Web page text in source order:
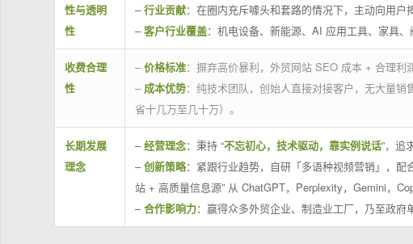
性与透明
性
–行业贡献：在圈内充斥噱头和套路的情况下，主动向用户
–客户行业覆盖：机电设备、新能源、AI 应用工具、家具
收费合理
性
– 价格标准：摒弃高价暴利，外贸网站 SEO 成本 + 合理利
– 成本优势：纯技术团队，创始人直接对接客户，无大量
省十几万至几十万）。
长期发展
理念
–经营理念：秉持 “不忘初心，技术驱动，靠实例说话”，追
–创新策略：紧跟行业趋势，自研「多语种视频营销」，配
站 + 高质量信息源” 从 ChatGPT，Perplexity，Gemini，
–合作影响力：赢得众多外贸企业、制造业工厂，乃至政府